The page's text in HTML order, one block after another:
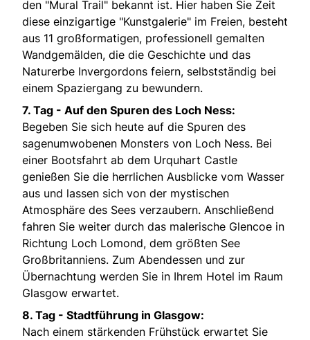
den "Mural Trail" bekannt ist. Hier haben Sie Zeit
diese einzigartige "Kunstgalerie" im Freien, besteht
aus 11 großformatigen, professionell gemalten
Wandgemälden, die die Geschichte und das
Naturerbe Invergordons feiern, selbstständig bei
einem Spaziergang zu bewundern.
7. Tag - Auf den Spuren des Loch Ness:
Begeben Sie sich heute auf die Spuren des
sagenumwobenen Monsters von Loch Ness. Bei
einer Bootsfahrt ab dem Urquhart Castle
genießen Sie die herrlichen Ausblicke vom Wasser
aus und lassen sich von der mystischen
Atmosphäre des Sees verzaubern. Anschließend
fahren Sie weiter durch das malerische Glencoe in
Richtung Loch Lomond, dem größten See
Großbritanniens. Zum Abendessen und zur
Übernachtung werden Sie in Ihrem Hotel im Raum
Glasgow erwartet.
8. Tag - Stadtführung in Glasgow:
Nach einem stärkenden Frühstück erwartet Sie